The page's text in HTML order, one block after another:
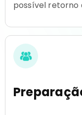
possível retorno